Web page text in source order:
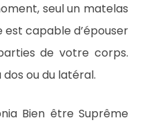
seul un matelas
est capable d’épouser
de votre corps.
dos ou du latéral.
Bien être Suprême